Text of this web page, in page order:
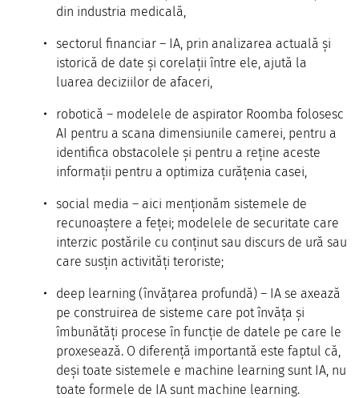
din industria medicală,
sectorul financiar – IA, prin analizarea actuală și
istorică de date și corelații între ele, ajută la
luarea deciziilor de afaceri,
robotică – modelele de aspirator Roomba folosesc
AI pentru a scana dimensiunile camerei, pentru a
identifica obstacolele și pentru a reține aceste
informații pentru a optimiza curățenia casei,
social media – aici menționăm sistemele de
recunoaștere a feței; modelele de securitate care
interzic postările cu conținut sau discurs de ură sau
care susțin activități teroriste;
deep learning (învățarea profundă) – IA se axează
pe construirea de sisteme care pot învăța și
îmbunătăți procese în funcție de datele pe care le
proxesează. O diferență importantă este faptul că,
deși toate sistemele e machine learning sunt IA, nu
toate formele de IA sunt machine learning.